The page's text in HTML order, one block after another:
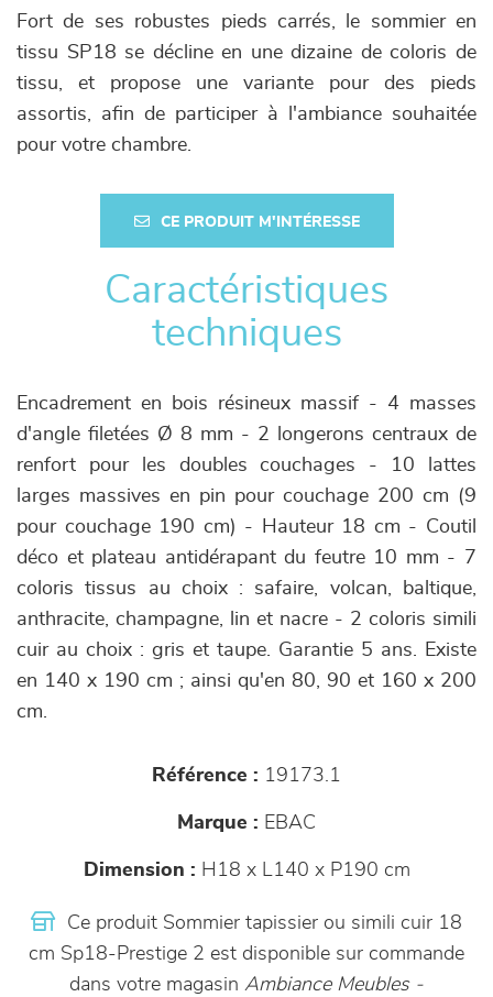
Fort de ses robustes pieds carrés, le sommier en
tissu SP18 se décline en une dizaine de coloris de
tissu, et propose une variante pour des pieds
assortis, afin de participer à l'ambiance souhaitée
pour votre chambre.
CE PRODUIT M'INTÉRESSE
Caractéristiques
techniques
Encadrement en bois résineux massif - 4 masses
d'angle filetées Ø 8 mm - 2 longerons centraux de
renfort pour les doubles couchages - 10 lattes
larges massives en pin pour couchage 200 cm (9
pour couchage 190 cm) - Hauteur 18 cm - Coutil
déco et plateau antidérapant du feutre 10 mm - 7
coloris tissus au choix : safaire, volcan, baltique,
anthracite, champagne, lin et nacre - 2 coloris simili
cuir au choix : gris et taupe. Garantie 5 ans. Existe
en 140 x 190 cm ; ainsi qu'en 80, 90 et 160 x 200
cm.
Référence : 19173.1
Marque : EBAC
Dimension : H18 x L140 x P190 cm
Ce produit Sommier tapissier ou simili cuir 18
cm Sp18-Prestige 2 est disponible sur commande
dans votre magasin Ambiance Meubles -